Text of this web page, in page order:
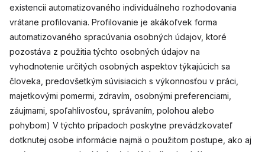
existencii automatizovaného individuálneho rozhodovania
vrátane profilovania. Profilovanie je akákoľvek forma
automatizovaného spracúvania osobných údajov, ktoré
pozostáva z použitia týchto osobných údajov na
vyhodnotenie určitých osobných aspektov týkajúcich sa
človeka, predovšetkým súvisiacich s výkonnosťou v práci,
majetkovými pomermi, zdravím, osobnými preferenciami,
záujmami, spoľahlivosťou, správaním, polohou alebo
pohybom) V týchto prípadoch poskytne prevádzkovateľ
dotknutej osobe informácie najmä o použitom postupe, ako aj